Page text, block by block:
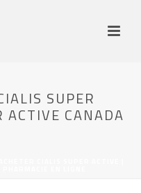
SUPER
ACTIVE CANADA